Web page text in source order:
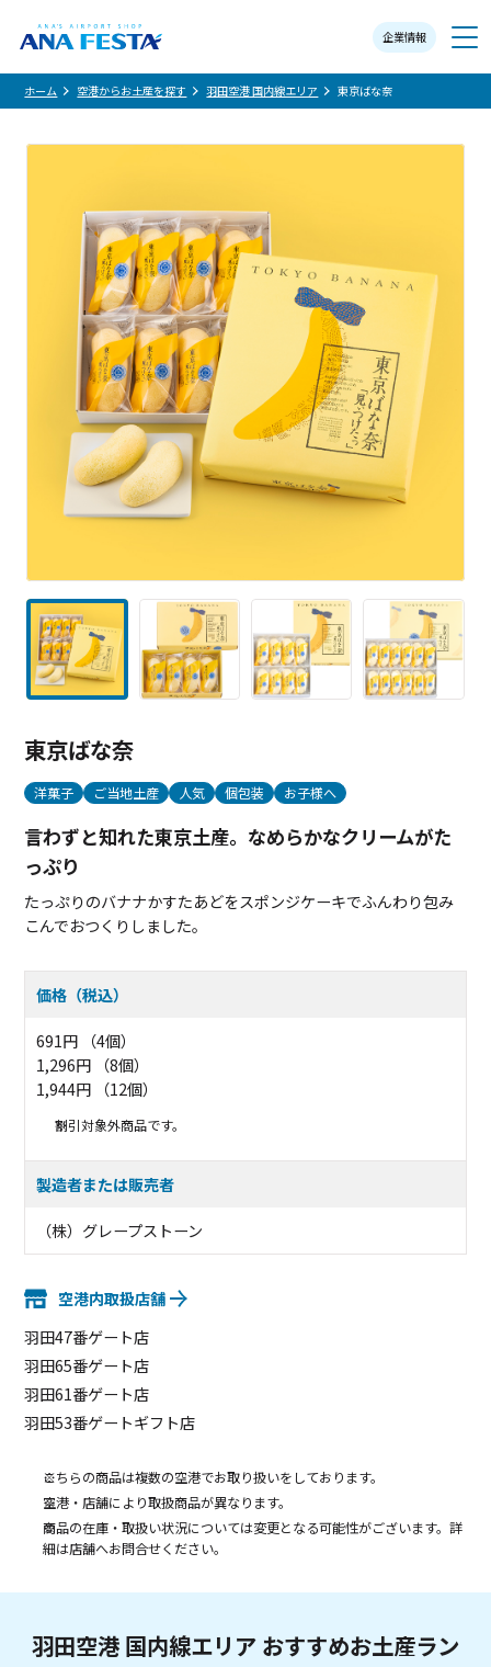
企業情報
メニュー
ホーム 空港からお土産を探す 羽田空港 国内線エリア 東京ばな奈
東京ばな奈
洋菓子 ご当地土産 人気 個包装 お子様へ
言わずと知れた東京土産。なめらかなクリームがた
っぷり
たっぷりのバナナかすたあどをスポンジケーキでふんわり包み
こんでおつくりしました。
価格（税込）
691円 （4個）
1,296円 （8個）
1,944円 （12個）
割引対象外商品です。
製造者または販売者
（株）グレープストーン
空港内取扱店舗
羽田47番ゲート店
羽田65番ゲート店
羽田61番ゲート店
羽田53番ゲートギフト店
こちらの商品は複数の空港でお取り扱いをしております。
空港・店舗により取扱商品が異なります。
商品の在庫・取扱い状況については変更となる可能性がございます。詳
細は店舗へお問合せください。
羽田空港 国内線エリア おすすめお土産ラン